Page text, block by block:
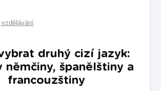
druhý cizí jazyk:
němčiny, španělštiny a
francouzštiny